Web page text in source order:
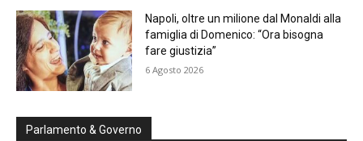
Napoli, oltre un milione dal Monaldi alla
famiglia di Domenico: “Ora bisogna
fare giustizia”
6 Agosto 2026
Parlamento & Governo